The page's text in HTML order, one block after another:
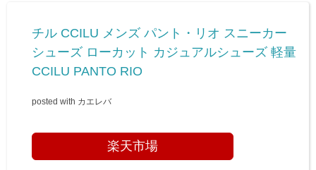
チル CCILU メンズ パント・リオ スニーカー
シューズ ローカット カジュアルシューズ 軽量
CCILU PANTO RIO
posted with カエレバ
楽天市場